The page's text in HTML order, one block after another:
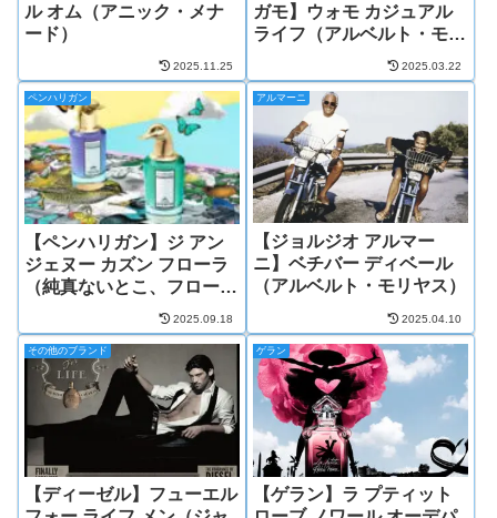
ル オム（アニック・メナ
ード）
2025.11.25
ガモ】ウォモ カジュアル
ライフ（アルベルト・モリ
2025.03.22
ペンハリガン
【ペンハリガン】ジ アン
ジェヌー カズン フローラ
（純真ないとこ、フロー
ラ）（クリストフ・レイノ
ー）
2025.09.18
アルマーニ
【ジョルジオ アルマー
ニ】ベチバー ディベール
（アルベルト・モリヤス）
2025.04.10
その他のブランド
【ディーゼル】フューエル
ゲラン
【ゲラン】ラ プティット